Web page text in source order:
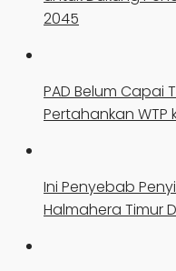
2045
PAD Belum Capai
Pertahankan WTP
Ini Penyebab
Halmahera Timur